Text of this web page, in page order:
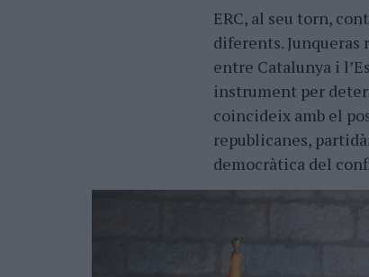
ERC, al seu torn,
diferents.
entre Catalunya i
instrument per
coincideix amb el
republicanes,
democràtica del